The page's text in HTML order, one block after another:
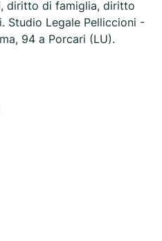
diritto di famiglia, diritto
Studio Legale Pelliccioni -
94 a Porcari (LU).